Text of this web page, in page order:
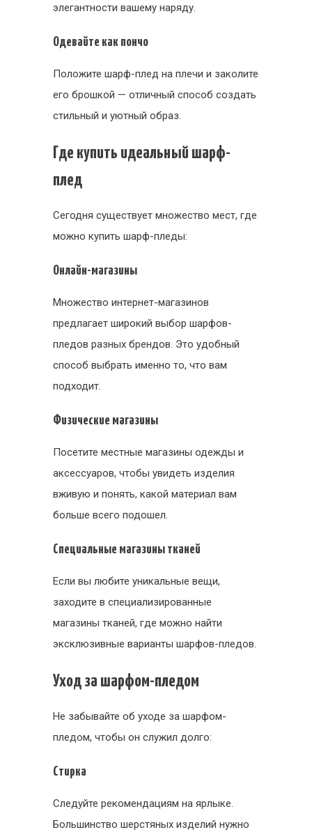
элегантности вашему наряду.
Одевайте как пончо
Положите шарф-плед на плечи и заколите
его брошкой — отличный способ создать
стильный и уютный образ.
Где купить идеальный шарф-
плед
Сегодня существует множество мест, где
можно купить шарф-пледы:
Онлайн-магазины
Множество интернет-магазинов
предлагает широкий выбор шарфов-
пледов разных брендов. Это удобный
способ выбрать именно то, что вам
подходит.
Физические магазины
Посетите местные магазины одежды и
аксессуаров, чтобы увидеть изделия
вживую и понять, какой материал вам
больше всего подошел.
Специальные магазины тканей
Если вы любите уникальные вещи,
заходите в специализированные
магазины тканей, где можно найти
эксклюзивные варианты шарфов-пледов.
Уход за шарфом-пледом
Не забывайте об уходе за шарфом-
пледом, чтобы он служил долго:
Стирка
Следуйте рекомендациям на ярлыке.
Большинство шерстяных изделий нужно